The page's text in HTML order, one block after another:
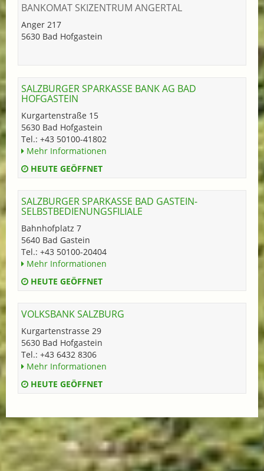
BANKOMAT SKIZENTRUM ANGERTAL
Anger 217
5630 Bad Hofgastein
SALZBURGER SPARKASSE BANK AG BAD
HOFGASTEIN
Kurgartenstraße 15
5630 Bad Hofgastein
Tel.: +43 50100-41802
Mehr Informationen
HEUTE GEÖFFNET
SALZBURGER SPARKASSE BAD GASTEIN-
SELBSTBEDIENUNGSFILIALE
Bahnhofplatz 7
5640 Bad Gastein
Tel.: +43 50100-20404
Mehr Informationen
HEUTE GEÖFFNET
VOLKSBANK SALZBURG
Kurgartenstrasse 29
5630 Bad Hofgastein
Tel.: +43 6432 8306
Mehr Informationen
HEUTE GEÖFFNET